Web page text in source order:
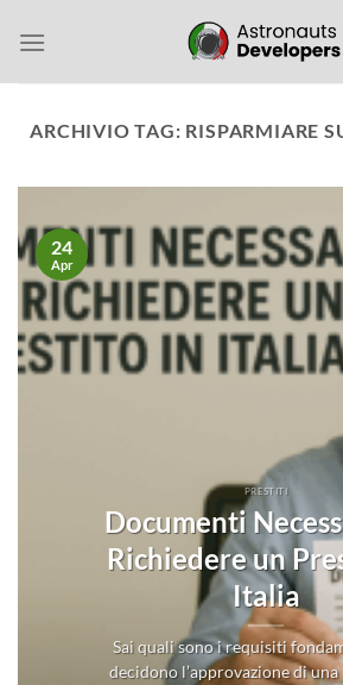
ARCHIVIO TAG: RISPARMIARE
PRESTITI
Documenti
Richiedere un
Italia
Sai quali sono i requisiti
decidono l’approvazione di
24
Apr